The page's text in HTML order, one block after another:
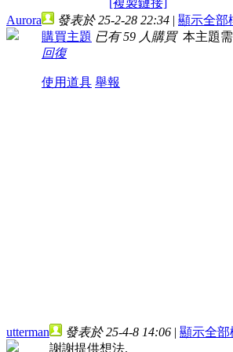
Aurora
發表於 25-2-28 22:34 | 顯示全部
購買主題 已有 59 人購買 本主題
回復
使用道具 舉報
utterman 發表於 25-4-8 14:06 | 顯示全部
謝謝提供想法.